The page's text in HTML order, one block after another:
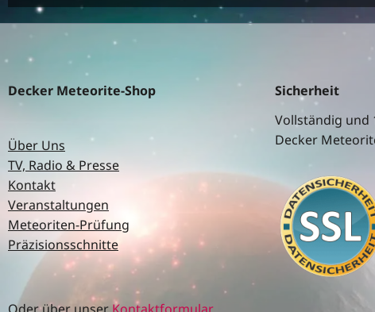
Decker Meteorite-Shop
Über Uns
TV, Radio & Presse
Kontakt
Veranstaltungen
Meteoriten-Prüfung
Präzisionsschnitte
Sicherheit
Vollständig und
Decker